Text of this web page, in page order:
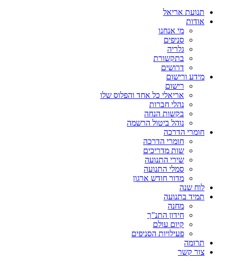
תנועת אריאל
אודות
מי אנחנו
סניפים
גלריה
בתקשורת
דרושים
מידע ורישום
רישום
אריאלי כל אחד והפלוס שלו
נהלי חברות
בקשות הנחה
נוהל ביטול הרשמה
חומרי הדרכה
חומרי הדרכה
שות מדריכים
שירי התנועה
סמלי התנועה
מדור חודש ארגון
לוח שנה
תמיד בתנועה
מחנה
חידון התנ”ך
קיום עולם
פעילויות הסניפים
תרומה
צור קשר